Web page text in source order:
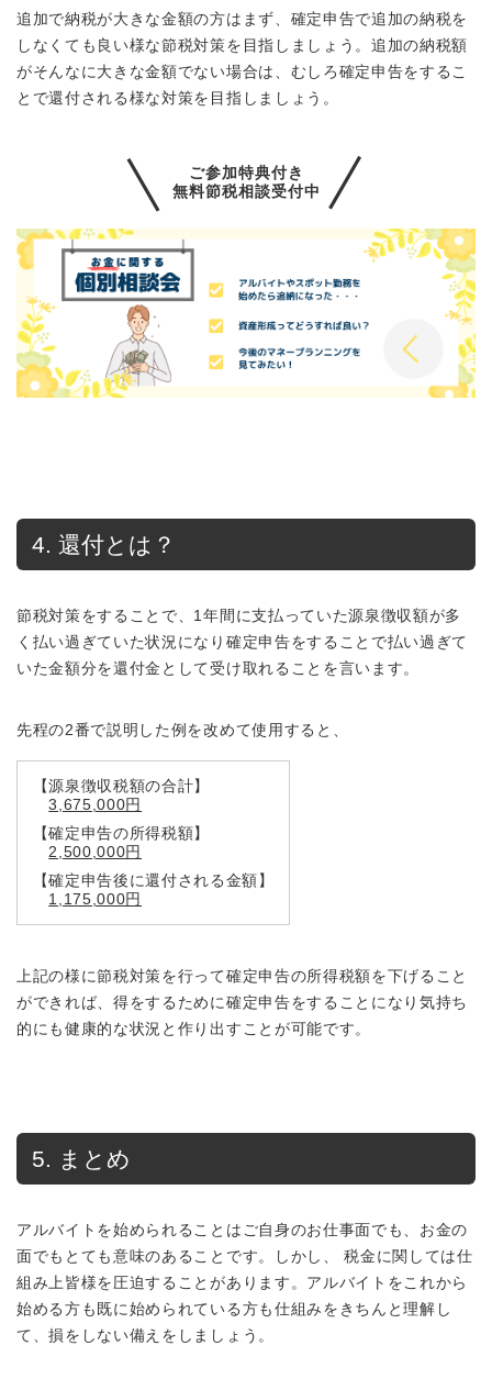
追加で納税が大きな金額の方はまず、確定申告で追加の納税を
しなくても良い様な節税対策を目指しましょう。追加の納税額
がそんなに大きな金額でない場合は、むしろ確定申告をするこ
とで還付される様な対策を目指しましょう。
ご参加特典付き
無料節税相談受付中
4. 還付とは？
節税対策をすることで、1年間に支払っていた源泉徴収額が多
く払い過ぎていた状況になり確定申告をすることで払い過ぎて
いた金額分を還付金として受け取れることを言います。
先程の2番で説明した例を改めて使用すると、
【源泉徴収税額の合計】
3,675,000円
【確定申告の所得税額】
2,500,000円
【確定申告後に還付される金額】
1,175,000円
上記の様に節税対策を行って確定申告の所得税額を下げること
ができれば、得をするために確定申告をすることになり気持ち
的にも健康的な状況と作り出すことが可能です。
5. まとめ
アルバイトを始められることはご自身のお仕事面でも、お金の
面でもとても意味のあることです。しかし、 税金に関しては仕
組み上皆様を圧迫することがあります。アルバイトをこれから
始める方も既に始められている方も仕組みをきちんと理解し
て、損をしない備えをしましょう。